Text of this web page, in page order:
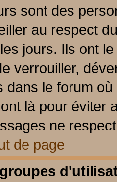
sont des
au respect
jours. Ils ont
verrouiller,
dans le forum
là pour éviter
ne
de page